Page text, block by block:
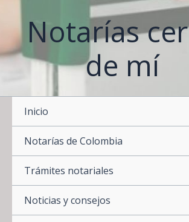
contenidoNotarías
de mí
Inicio
Notarías de Colombia
Trámites notariales
Noticias y consejos